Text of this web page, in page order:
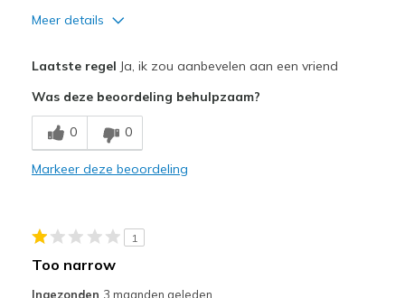
Meer details
Stylish
Beste toepassingen
Casual Wear
Sizing
View On Shoes
Laatste regel Ja, ik zou aanbevelen aan een vriend
Was deze beoordeling behulpzaam?
0 0
Markeer deze beoordeling
1
Too narrow
Ingezonden 3 maanden geleden